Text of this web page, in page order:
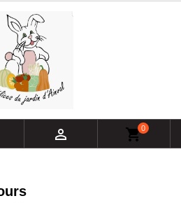
 shopping_cart0